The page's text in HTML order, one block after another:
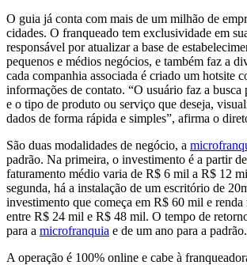
O guia já conta com mais de um milhão de
cidades. O franqueado tem exclusividade em
responsável por atualizar a base de
pequenos e médios negócios, e também faz a
cada companhia associada é criado um hotsite
informações de contato. “O usuário faz a busca
e o tipo de produto ou serviço que deseja,
dados de forma rápida e simples”, afirma o
São duas modalidades de negócio, a
padrão. Na primeira, o investimento é a partir
faturamento médio varia de R$ 6 mil a R$ 12
segunda, há a instalação de um escritório de
investimento que começa em R$ 60 mil e renda
entre R$ 24 mil e R$ 48 mil. O tempo de
para a microfranquia e de um ano para a padrão.
A operação é 100% online e cabe à